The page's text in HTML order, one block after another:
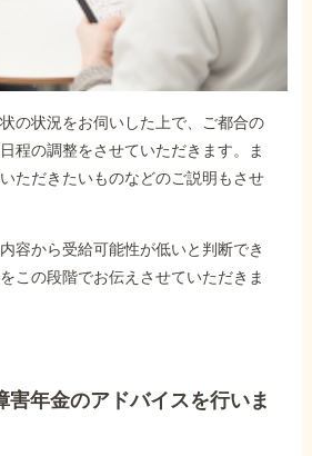
の状況をお伺いした上で、ご都合の
程の調整をさせていただきます。ま
ただきたいものなどのご説明もさせ
容から受給可能性が低いと判断でき
この段階でお伝えさせていただきま
害年金のアドバイスを行いま